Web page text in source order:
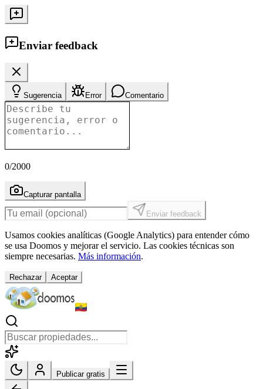
Enviar feedback
Sugerencia Error Comentario
0/2000
Capturar pantalla
Enviar feedback
Usamos cookies analíticas (Google Analytics) para entender cómo
se usa Doomos y mejorar el servicio. Las cookies técnicas son
siempre necesarias. Más información.
Rechazar Aceptar
Publicar gratis